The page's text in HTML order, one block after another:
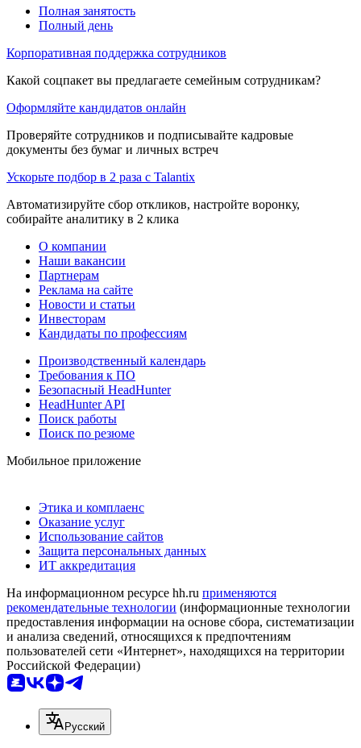
Полная занятость
Полный день
Корпоративная поддержка сотрудников
Какой соцпакет вы предлагаете семейным сотрудникам?
Оформляйте кандидатов онлайн
Проверяйте сотрудников и подписывайте кадровые
документы без бумаг и личных встреч
Ускорьте подбор в 2 раза с Talantix
Автоматизируйте сбор откликов, настройте воронку,
собирайте аналитику в 2 клика
О компании
Наши вакансии
Партнерам
Реклама на сайте
Новости и статьи
Инвесторам
Кандидаты по профессиям
Производственный календарь
Требования к ПО
Безопасный HeadHunter
HeadHunter API
Поиск работы
Поиск по резюме
Мобильное приложение
Этика и комплаенс
Оказание услуг
Использование сайтов
Защита персональных данных
ИТ аккредитация
На информационном ресурсе hh.ru применяются
рекомендательные технологии (информационные технологии
предоставления информации на основе сбора, систематизации
и анализа сведений, относящихся к предпочтениям
пользователей сети «Интернет», находящихся на территории
Российской Федерации)
Русский